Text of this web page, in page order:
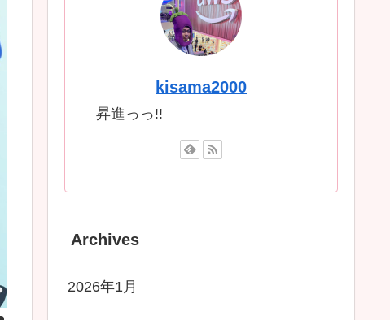
kisama2000
昇進っっ!!
Archives
2026年1月